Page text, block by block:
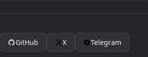
GitHub X Telegram